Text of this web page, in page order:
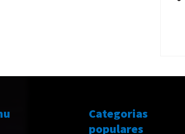
Categorias
populares